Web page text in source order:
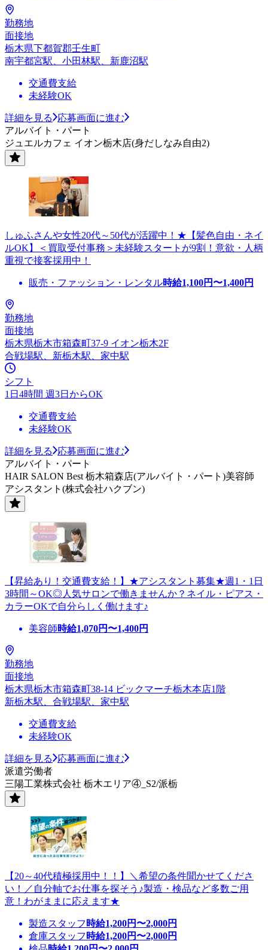
勤務地
面接地
栃木県下都賀郡壬生町
南宇都宮駅、小田林駅、新鹿沼駅
交通費支給
未経験OK
詳細を見る
応募画面に進む
アルバイト・パート
ジュエルカフェ イオン栃木店(身だしなみ自由2)
しゅふさんや女性20代～50代が活躍中！★【髪色自由・ネイ
ルOK】＜買取受付事務＞未経験スタートが9割！意欲・人柄
重視で接客採用中！
販売・ファッション・レンタル時給1,100円〜1,400円
勤務地
面接地
栃木県栃木市箱森町37-9 イオン栃木2F
合戦場駅、新栃木駅、家中駅
シフト
1日4時間 週3日からOK
交通費支給
未経験OK
詳細を見る
応募画面に進む
アルバイト・パート
HAIR SALON Best 栃木箱森店(アルバイト・パート)美容師
アシスタント(株式会社ハクブン)
【昇給あり！交通費支給！】★アシスタント募集★週1・1日
3時間～OK◎人気サロンで働きませんか？ネイル・ピアス・
カラーOKで自分らしく働けます♪
美容師時給1,070円〜1,400円
勤務地
面接地
栃木県栃木市箱森町38-14 ビックマーチ栃木本店1階
新栃木駅、合戦場駅、家中駅
交通費支給
未経験OK
詳細を見る
応募画面に進む
派遣労働者
三陽工業株式会社 栃木エリア④_S2/派栃
【20～40代積極採用中！！】＼希望の条件聞かせてくださ
い！／自分軸でお仕事を探そう♪製造・検品など多数ご用
意！わがままに応えます★
製造スタッフ 時給1,200円〜2,000円
倉庫スタッフ 時給1,200円〜2,000円